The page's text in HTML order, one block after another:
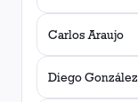
Carlos Araujo
Diego González